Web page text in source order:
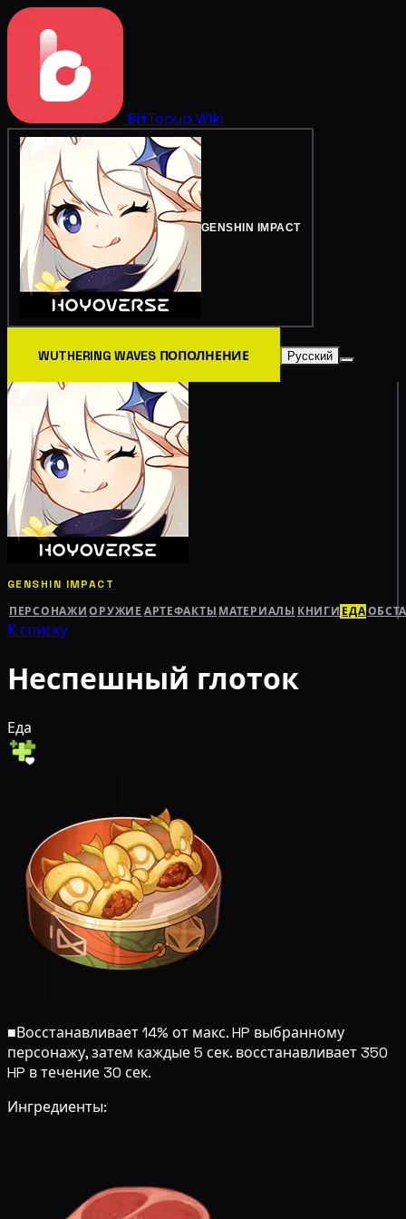
BitTopup Wiki
GENSHIN IMPACT
WUTHERING WAVES ПОПОЛНЕНИЕ Русский
GENSHIN IMPACT
ПЕРСОНАЖИ ОРУЖИЕ АРТЕФАКТЫ МАТЕРИАЛЫ КНИГИ ЕДА
К списку
Неспешный глоток
Еда
■Восстанавливает 14% от макс. HP выбранному
персонажу, затем каждые 5 сек. восстанавливает 350
HP в течение 30 сек.
Ингредиенты: